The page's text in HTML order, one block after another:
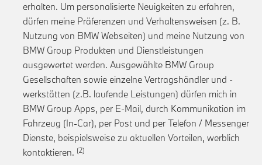
erhalten. Um personalisierte Neuigkeiten zu erfahren,
dürfen meine Präferenzen und Verhaltensweisen (z. B.
Nutzung von BMW Webseiten) und meine Nutzung von
BMW Group Produkten und Dienstleistungen
ausgewertet werden. Ausgewählte BMW Group
Gesellschaften sowie einzelne Vertragshändler und -
werkstätten (z.B. laufende Leistungen) dürfen mich in
BMW Group Apps, per E-Mail, durch Kommunikation im
Fahrzeug (In-Car), per Post und per Telefon / Messenger
Dienste, beispielsweise zu aktuellen Vorteilen, werblich
kontaktieren. Link zur Fußnote: Einwilligung zur